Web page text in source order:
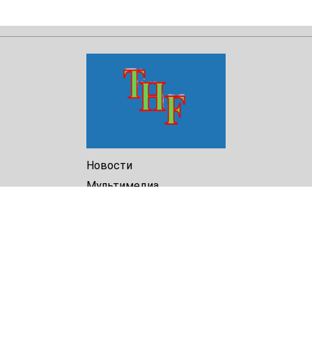
Новости
Мультимедиа